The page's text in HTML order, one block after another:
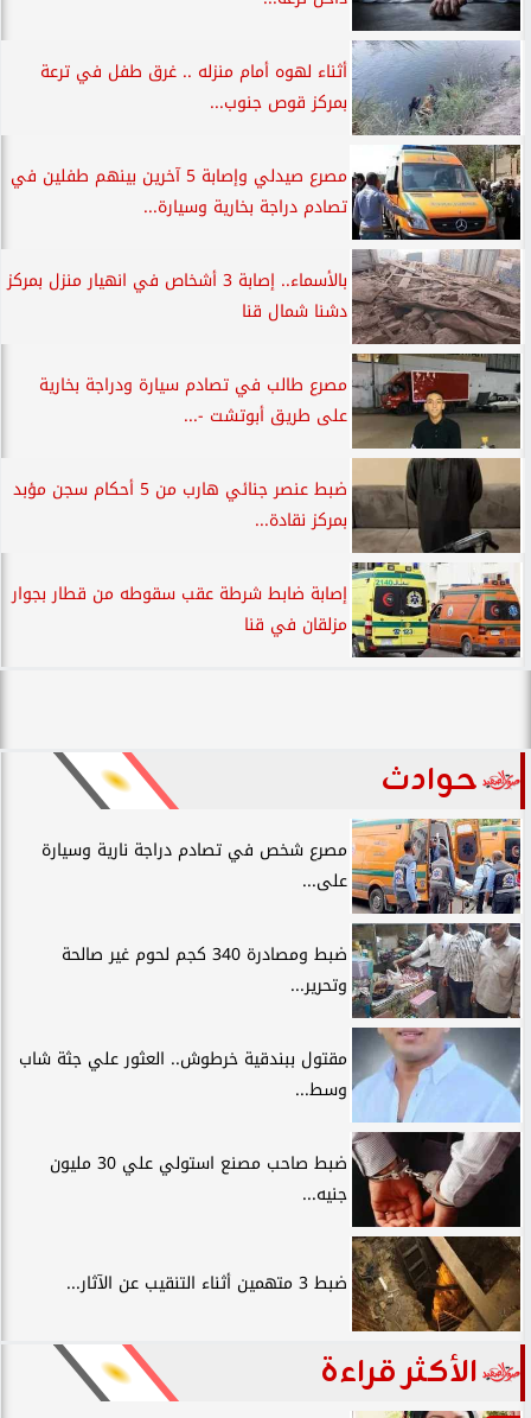
أثناء لهوه أمام منزله .. غرق طفل في ترعة
بمركز قوص جنوب...
مصرع صيدلي وإصابة 5 آخرين بينهم طفلين في
تصادم دراجة بخارية وسيارة...
بالأسماء.. إصابة 3 أشخاص في انهيار منزل بمركز
دشنا شمال قنا
مصرع طالب في تصادم سيارة ودراجة بخارية
على طريق أبوتشت -...
ضبط عنصر جنائي هارب من 5 أحكام سجن مؤبد
بمركز نقادة...
إصابة ضابط شرطة عقب سقوطه من قطار بجوار
مزلقان في قنا
حوادث
مصرع شخص في تصادم دراجة نارية وسيارة
على...
ضبط ومصادرة 340 كجم لحوم غير صالحة
وتحرير...
مقتول ببندقية خرطوش.. العثور علي جثة شاب
وسط...
ضبط صاحب مصنع استولي علي 30 مليون
جنيه...
ضبط 3 متهمين أثناء التنقيب عن الآثار...
الأكثر قراءة